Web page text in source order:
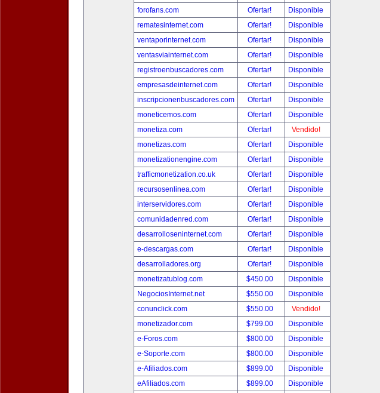
forofans.com
Ofertar!
Disponible
rematesinternet.com
Ofertar!
Disponible
ventaporinternet.com
Ofertar!
Disponible
ventasviainternet.com
Ofertar!
Disponible
registroenbuscadores.com
Ofertar!
Disponible
empresasdeinternet.com
Ofertar!
Disponible
inscripcionenbuscadores.com
Ofertar!
Disponible
moneticemos.com
Ofertar!
Disponible
monetiza.com
Ofertar!
Vendido!
monetizas.com
Ofertar!
Disponible
monetizationengine.com
Ofertar!
Disponible
trafficmonetization.co.uk
Ofertar!
Disponible
recursosenlinea.com
Ofertar!
Disponible
interservidores.com
Ofertar!
Disponible
comunidadenred.com
Ofertar!
Disponible
desarrolloseninternet.com
Ofertar!
Disponible
e-descargas.com
Ofertar!
Disponible
desarrolladores.org
Ofertar!
Disponible
monetizatublog.com
$450.00
Disponible
NegociosInternet.net
$550.00
Disponible
conunclick.com
$550.00
Vendido!
monetizador.com
$799.00
Disponible
e-Foros.com
$800.00
Disponible
e-Soporte.com
$800.00
Disponible
e-Afiliados.com
$899.00
Disponible
eAfiliados.com
$899.00
Disponible